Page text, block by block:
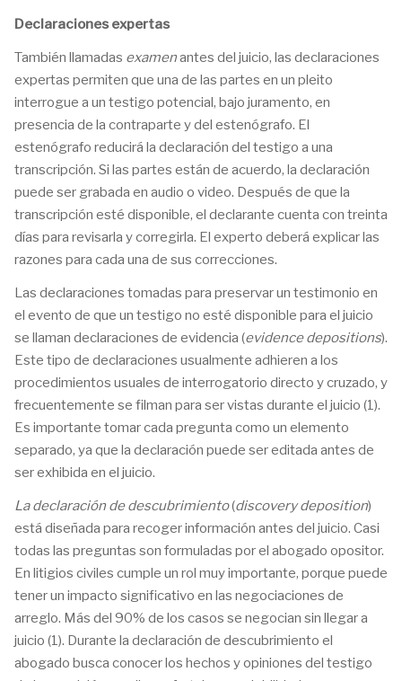
Declaraciones expertas
También llamadas examenantes del juicio, las declaraciones
expertas permiten que una de las partes en un pleito
interrogue a un testigo potencial, bajo juramento, en
presencia de la contraparte y del estenógrafo. El
estenógrafo reducirá la declaración del testigo a una
transcripción. Si las partes están de acuerdo, la declaración
puede ser grabada en audio o video. Después de que la
transcripción esté disponible, el declarante cuenta con treinta
días para revisarla y corregirla. El experto deberá explicar las
razones para cada una de sus correcciones.
Las declaraciones tomadas para preservar un testimonio en
el evento de que un testigo no esté disponible para el juicio
se llaman declaraciones de evidencia (evidence depositions).
Este tipo de declaraciones usualmente adhieren a los
procedimientos usuales de interrogatorio directo y cruzado, y
frecuentemente se filman para ser vistas durante el juicio (1).
Es importante tomar cada pregunta como un elemento
separado, ya que la declaración puede ser editada antes de
ser exhibida en el juicio.
La declaración de descubrimiento(discovery deposition)
está diseñada para recoger información antes del juicio. Casi
todas las preguntas son formuladas por el abogado opositor.
En litigios civiles cumple un rol muy importante, porque puede
tener un impacto significativo en las negociaciones de
arreglo. Más del 90% de los casos se negocian sin llegar a
juicio (1). Durante la declaración de descubrimiento el
abogado busca conocer los hechos y opiniones del testigo